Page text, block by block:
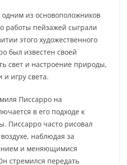
из основоположников
работы пейзажей сыграли
этого художественного
был известен своей
свет и настроение природы,
и игру света.
Писсарро на
в его подходе к
Писсарро часто рисовал
наблюдая за
и меняющимися
стремился передать